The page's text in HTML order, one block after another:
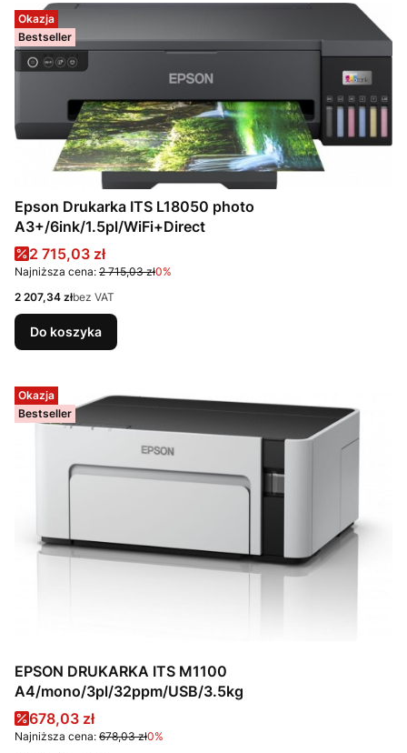
Okazja
Bestseller
Epson Drukarka ITS L18050 photo
A3+/6ink/1.5pl/WiFi+Direct
Cena promocyjna
2 715,03 zł
Najniższa cena: 2 715,03 zł0%
Cena
2 207,34 złbez VAT
Do koszyka
Okazja
Bestseller
EPSON DRUKARKA ITS M1100
A4/mono/3pl/32ppm/USB/3.5kg
Cena promocyjna
678,03 zł
Najniższa cena: 678,03 zł0%